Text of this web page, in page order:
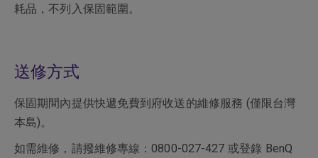
耗品，不列入保固範圍。
送修方式
保固期間內提供快遞免費到府收送的維修服務 (僅限台灣
本島)。
如需維修，請撥維修專線：0800-027-427 或登錄 BenQ